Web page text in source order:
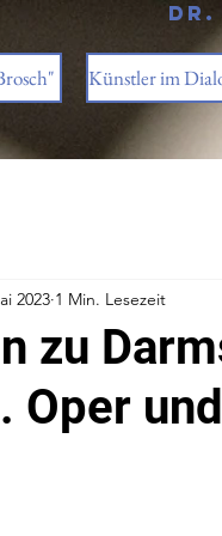
Dr.
Künstler im
zu
Oper
2023 1 Min. Lesezeit